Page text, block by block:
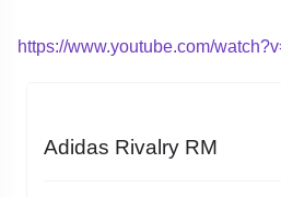
https://www.youtube.com/
Adidas Rivalry RM